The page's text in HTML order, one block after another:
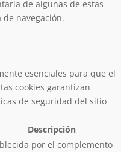
de algunas de estas
navegación.
esenciales para que el
cookies garantizan
de seguridad del sitio
Descripción
por el complemento